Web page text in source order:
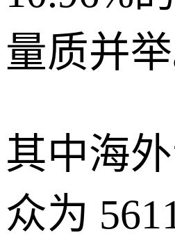
量质并举
其中海
众为